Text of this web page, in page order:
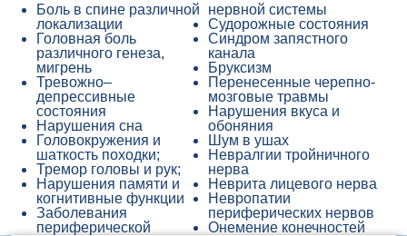
Боль в спине различной
локализации
Головная боль
различного генеза,
мигрень
Тревожно–
депрессивные
состояния
Нарушения сна
Головокружения и
шаткость походки;
Тремор головы и рук;
Нарушения памяти и
когнитивные функции
Заболевания
периферической
нервной системы
Судорожные состояния
Синдром запястного
канала
Бруксизм
Перенесенные черепно-
мозговые травмы
Нарушения вкуса и
обоняния
Шум в ушах
Невралгии тройничного
нерва
Неврита лицевого нерва
Невропатии
периферических нервов
Онемение конечностей